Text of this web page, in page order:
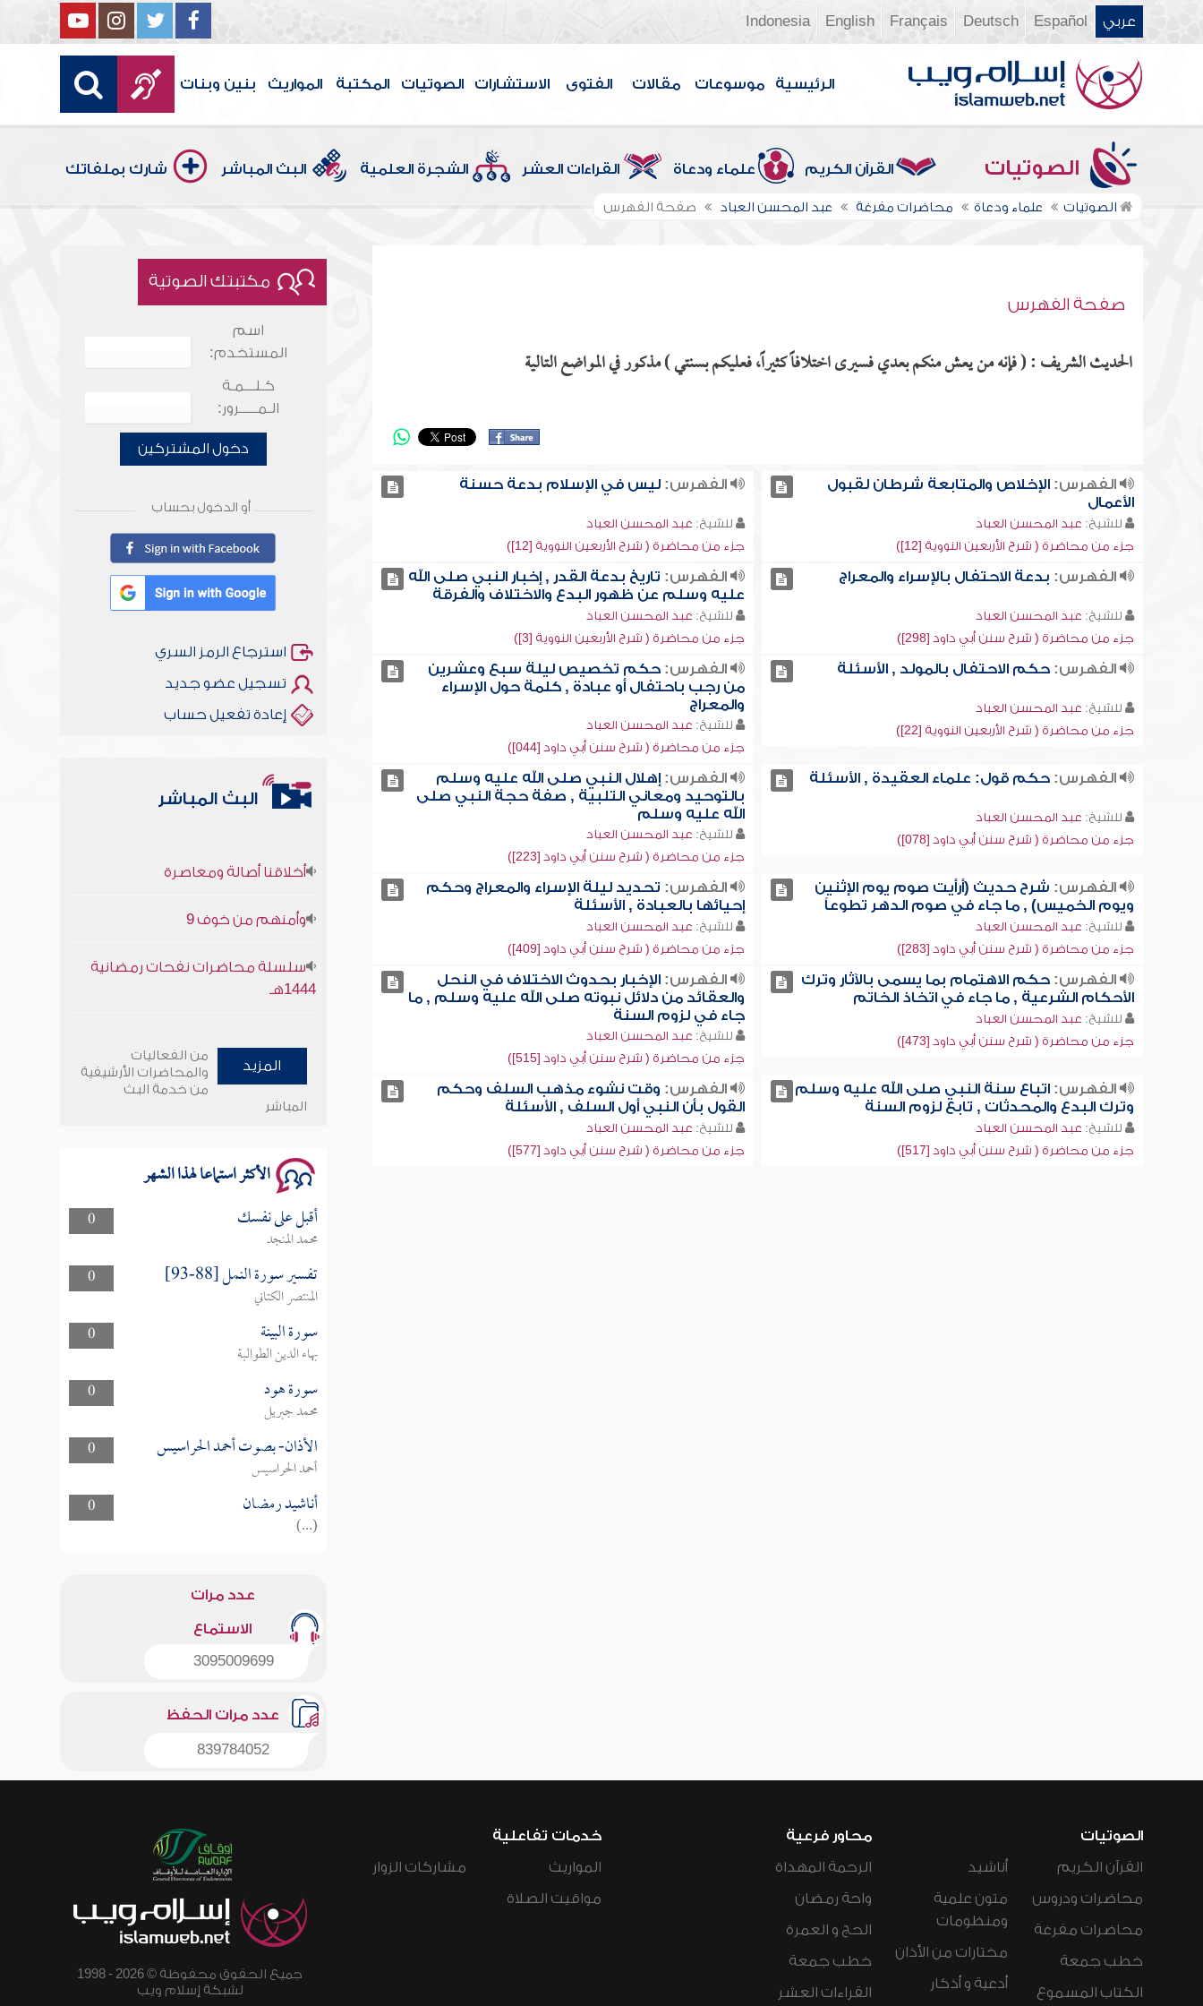
عربي Español
Deutsch
Français
English
Indonesia
الرئيسية موسوعات مقالات الفتوى الاستشارات الصوتيات المكتبة المواريث بنين وبنات
الصوتيات القرآن الكريم علماء ودعاة القراءات العشر الشجرة العلمية البث المباشر شارك بملفاتك
الصوتيات علماء ودعاة محاضرات مفرغة عبد المحسن العباد صفحة الفهرس
صفحة الفهرس
الحديث الشريف : ( فإنه من يعش منكم بعدي فسيرى اختلافاً كثيراً، فعليكم بسنتي ) مذكور في المواضع التالية
الفهرس:الإخلاص والمتابعة شرطان لقبول
الأعمال
للشيخ: عبد المحسن العباد
جزء من محاضرة ( شرح الأربعين النووية [12])
الفهرس: ليس في الإسلام بدعة حسنة
للشيخ: عبد المحسن العباد
جزء من محاضرة ( شرح الأربعين النووية [12])
الفهرس: بدعة الاحتفال بالإسراء والمعراج
للشيخ: عبد المحسن العباد
جزء من محاضرة ( شرح سنن أبي داود [298])
الفهرس: تاريخ بدعة القدر , إخبار النبي صلى الله
عليه وسلم عن ظهور البدع والاختلاف والفرقة
للشيخ: عبد المحسن العباد
جزء من محاضرة ( شرح الأربعين النووية [3])
الفهرس:حكم الاحتفال بالمولد , الأسئلة
للشيخ: عبد المحسن العباد
جزء من محاضرة ( شرح الأربعين النووية [22])
الفهرس: حكم تخصيص ليلة سبع وعشرين
من رجب باحتفال أو عبادة , كلمة حول الإسراء
والمعراج
للشيخ: عبد المحسن العباد
جزء من محاضرة ( شرح سنن أبي داود [044])
الفهرس:حكم قول: علماء العقيدة , الأسئلة
للشيخ: عبد المحسن العباد
جزء من محاضرة ( شرح سنن أبي داود [078])
الفهرس: إهلال النبي صلى الله عليه وسلم
بالتوحيد ومعاني التلبية , صفة حجة النبي صلى
الله عليه وسلم
للشيخ: عبد المحسن العباد
جزء من محاضرة ( شرح سنن أبي داود [223])
الفهرس: شرح حديث (أرأيت صوم يوم الإثنين
ويوم الخميس) , ما جاء في صوم الدهر تطوعاً
للشيخ: عبد المحسن العباد
جزء من محاضرة ( شرح سنن أبي داود [283])
الفهرس: تحديد ليلة الإسراء والمعراج وحكم
إحيائها بالعبادة , الأسئلة
للشيخ: عبد المحسن العباد
جزء من محاضرة ( شرح سنن أبي داود [409])
الفهرس:حكم الاهتمام بما يسمى بالآثار وترك
الأحكام الشرعية , ما جاء في اتخاذ الخاتم
للشيخ: عبد المحسن العباد
جزء من محاضرة ( شرح سنن أبي داود [473])
الفهرس: الإخبار بحدوث الاختلاف في النحل
والعقائد من دلائل نبوته صلى الله عليه وسلم , ما
جاء في لزوم السنة
للشيخ: عبد المحسن العباد
جزء من محاضرة ( شرح سنن أبي داود [515])
الفهرس:اتباع سنة النبي صلى الله عليه وسلم
وترك البدع والمحدثات , تابع لزوم السنة
للشيخ: عبد المحسن العباد
جزء من محاضرة ( شرح سنن أبي داود [517])
الفهرس: وقت نشوء مذهب السلف وحكم
القول بأن النبي أول السلف , الأسئلة
للشيخ: عبد المحسن العباد
جزء من محاضرة ( شرح سنن أبي داود [577])
مكتبتك الصوتية
اسم
المستخدم:
كـلـــمـة
الـمـــــرور:
دخول المشتركين
أو الدخول بحساب
استرجاع الرمز السري
تسجيل عضو جديد
إعادة تفعيل حساب
البث المباشر
1444هـ
وأمنهم من خوف 9
المزيد
من الفعاليات
والمحاضرات الأرشيفية
من خدمة البث
المباشر
الأكثر استماعا لهذا الشهر
0 أقبل على نفسك
محمد المنجد
0
تفسير سورة النمل [88-93]
المنتصر الكتاني
0
سورة البينة
بهاء الدين الطوالبة
0
سورة هود
محمد جبريل
0
الأذان- بصوت أحمد الحراسيس
أحمد الحراسيس
0
أناشيد رمضان
(...)
عدد مرات
الاستماع
3095009699
عدد مرات الحفظ
839784052
الصوتيات
القرآن الكريم
محاضرات ودروس
محاضرات مفرغة
خطب جمعة
الكتاب المسموع
أناشيد
متون علمية
ومنظومات
مختارات من الأذان
أدعية و أذكار
محاور فرعية
الرحمة المهداة
واحة رمضان
الحج و العمرة
خطب جمعة
القراءات العشر
خدمات تفاعلية
المواريث
مواقيت الصلاة
مشاركات الزوار
جميع الحقوق محفوظة © 2026 - 1998
لشبكة إسلام ويب